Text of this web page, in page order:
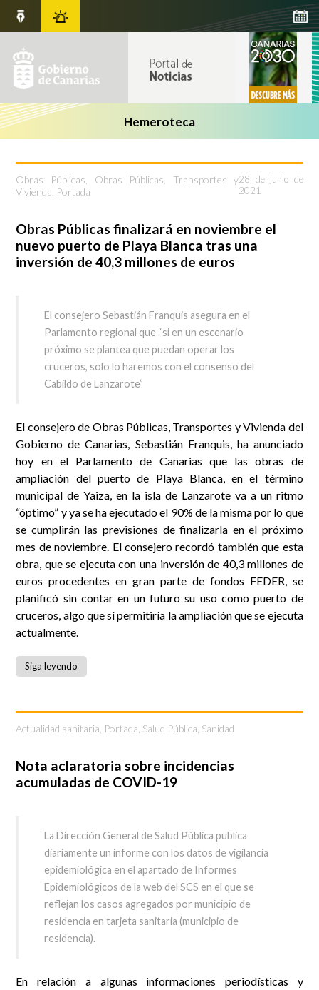
Hemeroteca
Obras Públicas
Obras Públicas, Transportes y
Vivienda Portada
28 de junio de
2021
Obras Públicas finalizará en noviembre el
nuevo puerto de Playa Blanca tras una
inversión de 40,3 millones de euros
El consejero Sebastián Franquis asegura en el
Parlamento regional que “si en un escenario
próximo se plantea que puedan operar los
cruceros, solo lo haremos con el consenso del
Cabildo de Lanzarote”
El consejero de Obras Públicas, Transportes y Vivienda del
Gobierno de Canarias, Sebastián Franquis, ha anunciado
hoy en el Parlamento de Canarias que las obras de
ampliación del puerto de Playa Blanca, en el término
municipal de Yaiza, en la isla de Lanzarote va a un ritmo
“óptimo” y ya se ha ejecutado el 90% de la misma por lo que
se cumplirán las previsiones de finalizarla en el próximo
mes de noviembre. El consejero recordó también que esta
obra, que se ejecuta con una inversión de 40,3 millones de
euros procedentes en gran parte de fondos FEDER, se
planificó sin contar en un futuro su uso como puerto de
cruceros, algo que sí permitiría la ampliación que se ejecuta
actualmente.
Siga leyendo
Actualidad sanitaria Portada Salud Pública Sanidad
Nota aclaratoria sobre incidencias
acumuladas de COVID-19
La Dirección General de Salud Pública publica
diariamente un informe con los datos de vigilancia
epidemiológica en el apartado de Informes
Epidemiológicos de la web del SCS en el que se
reflejan los casos agregados por municipio de
residencia en tarjeta sanitaria (municipio de
residencia).
En relación a algunas informaciones periodísticas y